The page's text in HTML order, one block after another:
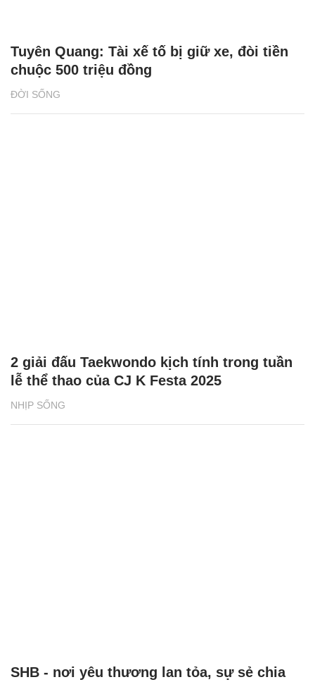
ĐỜI SỐNG
Tuyên Quang: Tài xế tố bị giữ xe, đòi tiền
chuộc 500 triệu đồng
NHỊP SỐNG
2 giải đấu Taekwondo kịch tính trong tuần
lễ thể thao của CJ K Festa 2025
SHB - nơi yêu thương lan tỏa, sự sẻ chia